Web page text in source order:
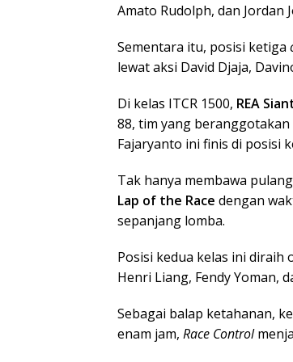
Amato Rudolph, dan Jordan
Sementara itu, posisi ketiga
lewat aksi David Djaja,
Di kelas ITCR 1500, REA
88, tim yang beranggotakan
Fajaryanto ini finis di posisi
Tak hanya membawa
Lap of the Race dengan
sepanjang lomba.
Posisi kedua kelas ini diraih
Henri Liang, Fendy Yoman,
Sebagai balap ketahanan,
enam jam, Race Control